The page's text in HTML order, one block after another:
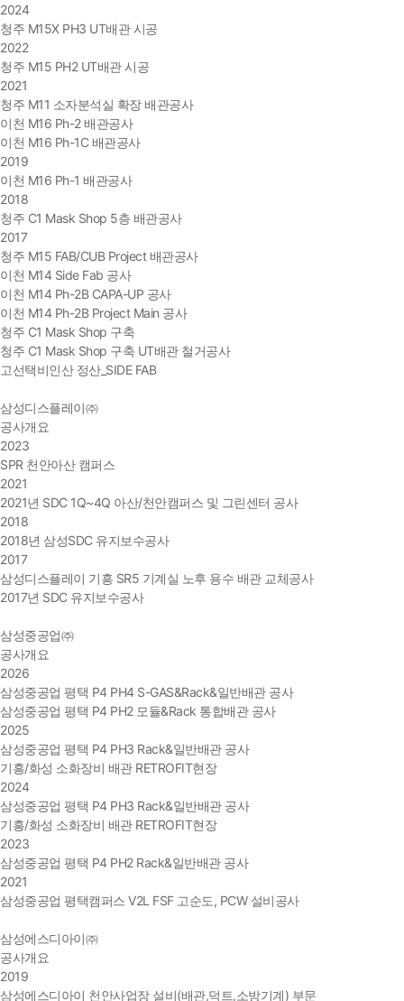
2024
청주 M15X PH3 UT배관 시공
2022
청주 M15 PH2 UT배관 시공
2021
청주 M11 소자분석실 확장 배관공사
이천 M16 Ph-2 배관공사
이천 M16 Ph-1C 배관공사
2019
이천 M16 Ph-1 배관공사
2018
청주 C1 Mask Shop 5층 배관공사
2017
청주 M15 FAB/CUB Project 배관공사
이천 M14 Side Fab 공사
이천 M14 Ph-2B CAPA-UP 공사
이천 M14 Ph-2B Project Main 공사
청주 C1 Mask Shop 구축
청주 C1 Mask Shop 구축 UT배관 철거공사
고선택비인산 정산_SIDE FAB
삼성디스플레이㈜
공사개요
2023
SPR 천안아산 캠퍼스
2021
2021년 SDC 1Q~4Q 아산/천안캠퍼스 및 그린센터 공사
2018
2018년 삼성SDC 유지보수공사
2017
삼성디스플레이 기흥 SR5 기계실 노후 용수 배관 교체공사
2017년 SDC 유지보수공사
삼성중공업㈜
공사개요
2026
삼성중공업 평택 P4 PH4 S-GAS&Rack&일반배관 공사
삼성중공업 평택 P4 PH2 모듈&Rack 통합배관 공사
2025
삼성중공업 평택 P4 PH3 Rack&일반배관 공사
기흥/화성 소화장비 배관 RETROFIT현장
2024
삼성중공업 평택 P4 PH3 Rack&일반배관 공사
기흥/화성 소화장비 배관 RETROFIT현장
2023
삼성중공업 평택 P4 PH2 Rack&일반배관 공사
2021
삼성중공업 평택캠퍼스 V2L FSF 고순도, PCW 설비공사
삼성에스디아이㈜
공사개요
2019
삼성에스디아이 천안사업장 설비(배관,덕트,소방기계) 부문